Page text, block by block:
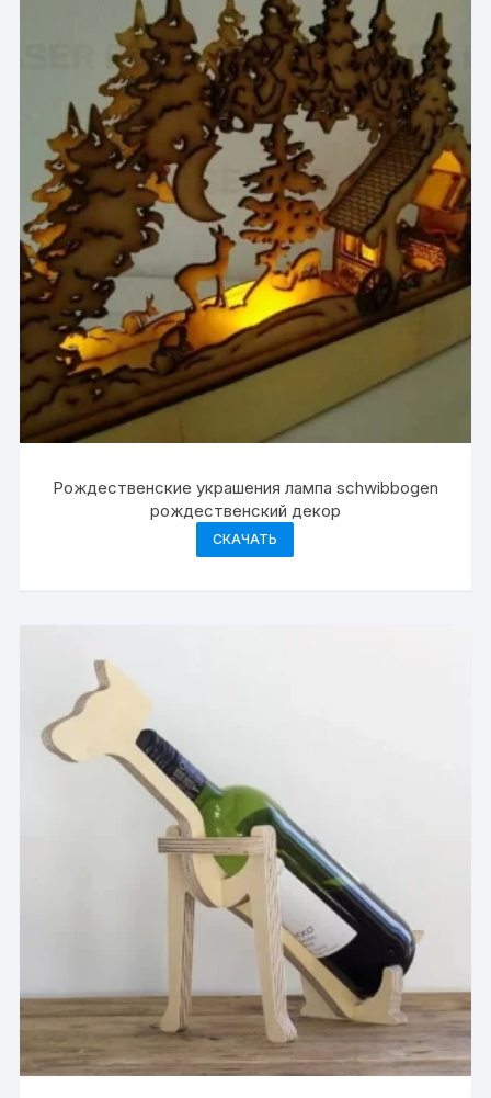
Рождественские украшения лампа schwibbogen
рождественский декор
СКАЧАТЬ